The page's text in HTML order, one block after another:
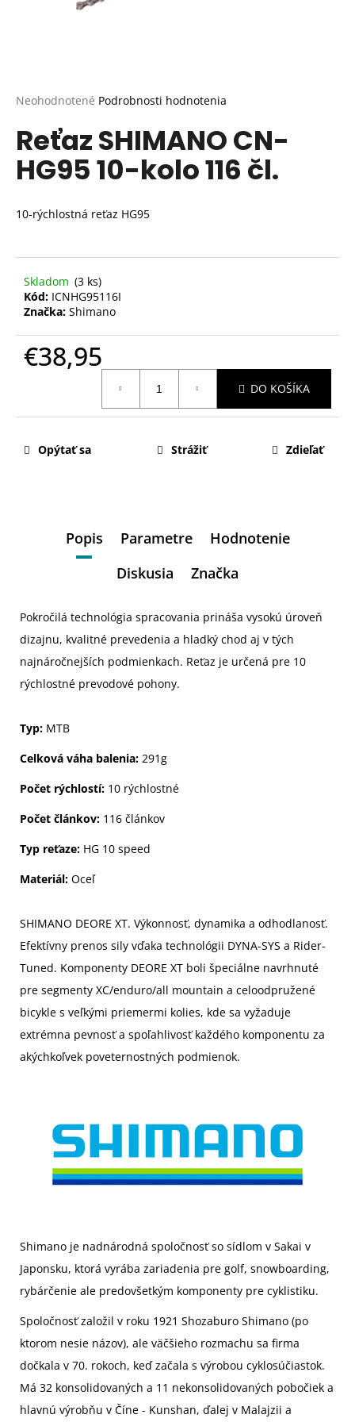
Priemerné
produktu
je
0,0
Neohodnotené Podrobnosti hodnotenia
Reťaz SHIMANO CN-
HG95 10-kolo 116 čl.
10-rýchlostná reťaz HG95
Skladom (3 ks)
Kód: ICNHG95116I
Značka: Shimano
€38,95
DO KOŠÍKA
Opýtať sa Strážiť Zdieľať
Popis Parametre
Hodnotenie
Diskusia
Značka
Pokročilá technológia spracovania prináša vysokú úroveň
dizajnu, kvalitné prevedenia a hladký chod aj v tých
najnáročnejších podmienkach. Reťaz je určená pre 10
rýchlostné prevodové pohony.
Typ: MTB
Celková váha balenia: 291g
Počet rýchlostí: 10 rýchlostné
Počet článkov: 116 článkov
Typ reťaze: HG 10 speed
Materiál: Oceľ
SHIMANO DEORE XT. Výkonnosť, dynamika a odhodlanosť.
Efektívny prenos sily vďaka technológii DYNA-SYS a Rider-
Tuned. Komponenty DEORE XT boli špeciálne navrhnuté
pre segmenty XC/enduro/all mountain a celoodpružené
bicykle s veľkými priemermi kolies, kde sa vyžaduje
extrémna pevnosť a spoľahlivosť každého komponentu za
akýchkoľvek poveternostných podmienok.
Shimano je nadnárodná spoločnosť so sídlom v Sakai v
Japonsku, ktorá vyrába zariadenia pre golf, snowboarding,
rybárčenie ale predovšetkým komponenty pre cyklistiku.
Spoločnosť založil v roku 1921 Shozaburo Shimano (po
ktorom nesie názov), ale väčšieho rozmachu sa firma
dočkala v 70. rokoch, keď začala s výrobou cyklosúčiastok.
Má 32 konsolidovaných a 11 nekonsolidovaných pobočiek a
hlavnú výrobňu v Číne - Kunshan, ďalej v Malajzii a